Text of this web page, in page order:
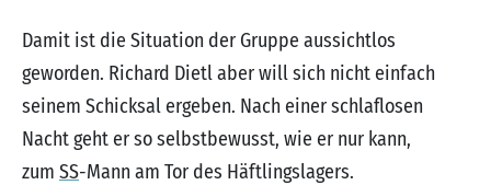
Damit ist die Situation der Gruppe aussichtlos
geworden. Richard Dietl aber will sich nicht einfach
seinem Schicksal ergeben. Nach einer schlaflosen
Nacht geht er so selbstbewusst, wie er nur kann,
zum SS-Mann am Tor des Häftlingslagers.